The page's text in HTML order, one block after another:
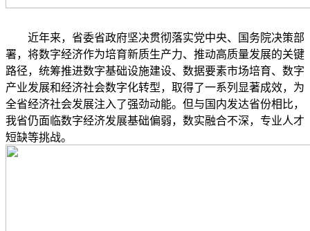
近年来，省委省政府坚决贯彻落实党中央、国务院决策部
署，将数字经济作为培育新质生产力、推动高质量发展的关键
路径，统筹推进数字基础设施建设、数据要素市场培育、数字
产业发展和经济社会数字化转型，取得了一系列显著成效，为
全省经济社会发展注入了强劲动能。但与国内发达省份相比，
我省仍面临数字经济发展基础偏弱，数实融合不深，专业人才
短缺等挑战。